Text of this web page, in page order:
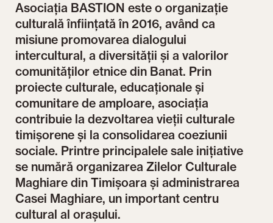
Asociația BASTION este o organizație
culturală înființată în 2016, având ca
misiune promovarea dialogului
intercultural, a diversității și a valorilor
comunităților etnice din Banat. Prin
proiecte culturale, educaționale și
comunitare de amploare, asociația
contribuie la dezvoltarea vieții culturale
timișorene și la consolidarea coeziunii
sociale. Printre principalele sale inițiative
se numără organizarea Zilelor Culturale
Maghiare din Timișoara și administrarea
Casei Maghiare, un important centru
cultural al orașului.